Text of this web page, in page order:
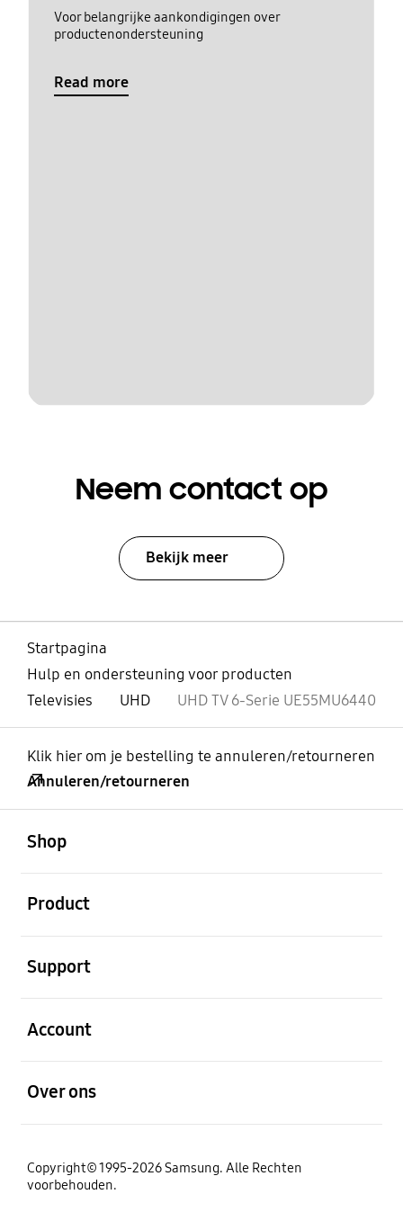
Voor belangrijke aankondigingen over
productenondersteuning
Read more
Neem contact op
Bekijk meer
Startpagina
Hulp en ondersteuning voor producten
Televisies
UHD UHD TV 6-Serie UE55MU6440
Klik hier om je bestelling te annuleren/retourneren
Annuleren/retourneren
Shop
Product
Support
Account
Over ons
Copyright© 1995-2026 Samsung. Alle Rechten
voorbehouden.